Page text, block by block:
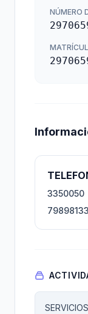
NÚMERO
3350050
79898133